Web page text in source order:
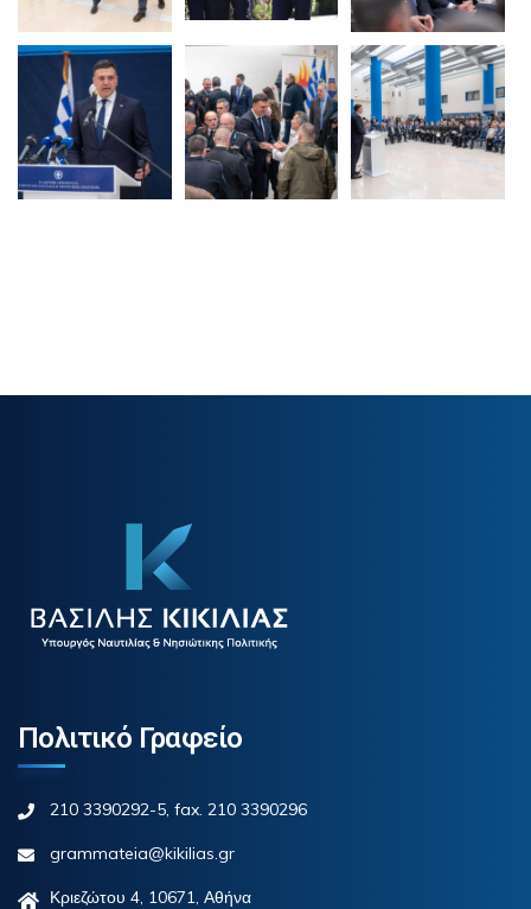
Πολιτικό Γραφείο
210 3390292-5, fax. 210 3390296
grammateia@kikilias.gr
Κριεζώτου 4, 10671, Αθήνα